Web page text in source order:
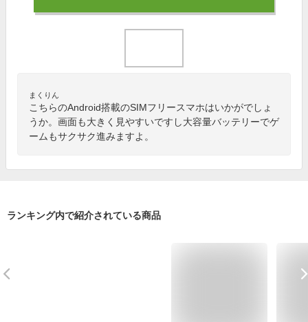
まくりん
こちらのAndroid搭載のSIMフリースマホはいかがでしょ
うか。画面も大きく見やすいですし大容量バッテリーでゲ
ームもサクサク進みますよ。
ランキング内で紹介されている商品